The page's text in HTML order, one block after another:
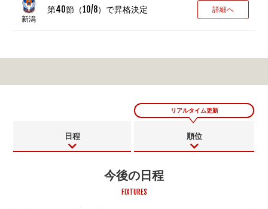
新潟
第40節（10/8）で昇格決定 詳細へ
日程 順位
リアルタイム更新
今後の日程
FIXTURES